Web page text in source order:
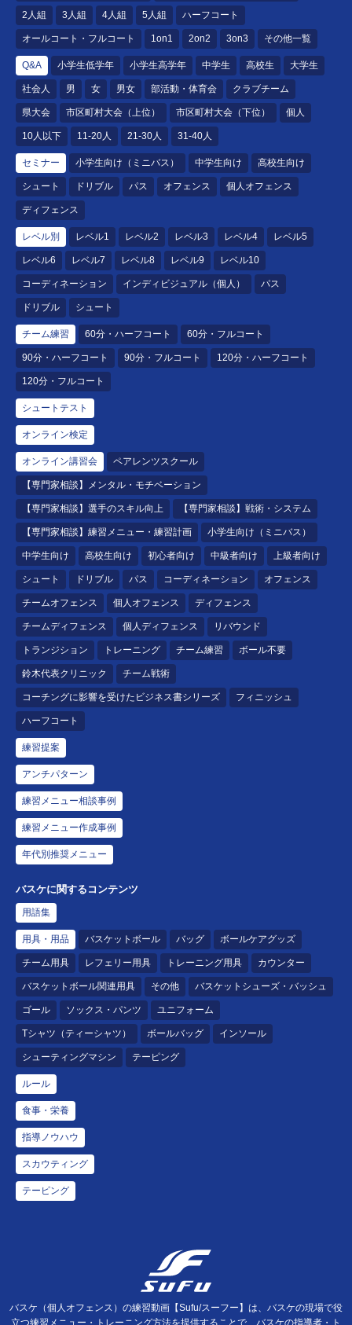
2人組 3人組 4人組 5人組 ハーフコート
オールコート・フルコート 1on1 2on2 3on3 その他一覧
Q&A 小学生低学年 小学生高学年 中学生 高校生 大学生
社会人 男 女 男女 部活動・体育会 クラブチーム
県大会 市区町村大会（上位） 市区町村大会（下位） 個人
10人以下 11-20人 21-30人 31-40人
セミナー 小学生向け（ミニバス） 中学生向け 高校生向け
シュート ドリブル パス オフェンス 個人オフェンス
ディフェンス
レベル別 レベル1 レベル2 レベル3 レベル4 レベル5
レベル6 レベル7 レベル8 レベル9 レベル10
コーディネーション インディビジュアル（個人） パス
ドリブル シュート
チーム練習 60分・ハーフコート 60分・フルコート
90分・ハーフコート 90分・フルコート 120分・ハーフコート
120分・フルコート
シュートテスト
オンライン検定
オンライン講習会 ペアレンツスクール
【専門家相談】メンタル・モチベーション
【専門家相談】選手のスキル向上 【専門家相談】戦術・システム
【専門家相談】練習メニュー・練習計画 小学生向け（ミニバス）
中学生向け 高校生向け 初心者向け 中級者向け 上級者向け
シュート ドリブル パス コーディネーション オフェンス
チームオフェンス 個人オフェンス ディフェンス
チームディフェンス 個人ディフェンス リバウンド
トランジション トレーニング チーム練習 ボール不要
鈴木代表クリニック チーム戦術
コーチングに影響を受けたビジネス書シリーズ フィニッシュ
ハーフコート
練習提案
アンチパターン
練習メニュー相談事例
練習メニュー作成事例
年代別推奨メニュー
バスケに関するコンテンツ
用語集
用具・用品 バスケットボール バッグ ボールケアグッズ
チーム用具 レフェリー用具 トレーニング用具 カウンター
バスケットボール関連用具 その他 バスケットシューズ・バッシュ
ゴール ソックス・パンツ ユニフォーム
Tシャツ（ティーシャツ） ボールバッグ インソール
シューティングマシン テーピング
ルール
食事・栄養
指導ノウハウ
スカウティング
テーピング
バスケ（個人オフェンス）の練習動画【Sufu/スーフー】は、バスケの現場で役
立つ練習メニュー・トレーニング方法を提供することで、バスケの指導者・ト